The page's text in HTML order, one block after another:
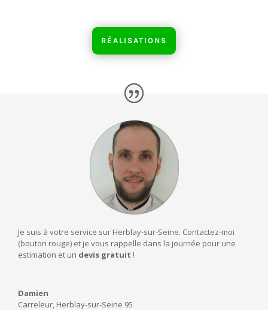
RÉALISATIONS
Je suis à votre service sur Herblay-sur-Seine. Contactez-moi
(bouton rouge) et je vous rappelle dans la journée pour une
estimation et un devis gratuit !
Damien
Carreleur, Herblay-sur-Seine 95